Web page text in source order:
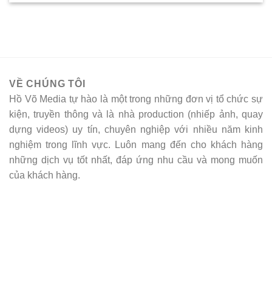
VỀ CHÚNG TÔI
Hồ Võ Media tự hào là một trong những đơn vị tổ chức sự
kiện, truyền thông và là nhà production (nhiếp ảnh, quay
dựng videos) uy tín, chuyên nghiệp với nhiều năm kinh
nghiệm trong lĩnh vực. Luôn mang đến cho khách hàng
những dịch vụ tốt nhất, đáp ứng nhu cầu và mong muốn
của khách hàng.